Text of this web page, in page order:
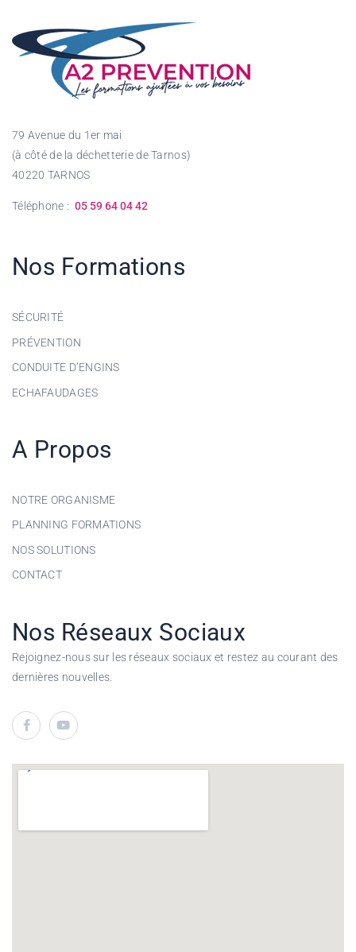
79 Avenue du 1er mai
(à côté de la déchetterie de Tarnos)
40220 TARNOS
Téléphone : 05 59 64 04 42
Nos Formations
SÉCURITÉ
PRÉVENTION
CONDUITE D’ENGINS
ECHAFAUDAGES
A Propos
NOTRE ORGANISME
PLANNING FORMATIONS
NOS SOLUTIONS
CONTACT
Nos Réseaux Sociaux
Rejoignez-nous sur les réseaux sociaux et restez au courant des
dernières nouvelles.